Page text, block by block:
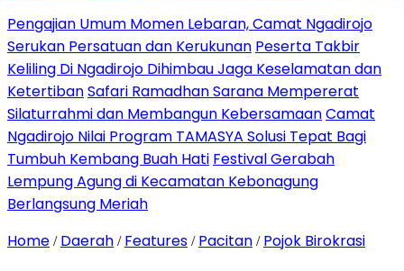
Pengajian Umum Momen Lebaran, Camat Ngadirojo
Serukan Persatuan dan Kerukunan Peserta Takbir
Keliling Di Ngadirojo Dihimbau Jaga Keselamatan dan
KetertibanSafari Ramadhan Sarana Mempererat
Silaturrahmi dan Membangun KebersamaanCamat
Ngadirojo Nilai Program TAMASYA Solusi Tepat Bagi
Tumbuh Kembang Buah Hati Festival Gerabah
Lempung Agung di Kecamatan Kebonagung
Berlangsung Meriah
Home / Daerah / Features / Pacitan / Pojok Birokrasi